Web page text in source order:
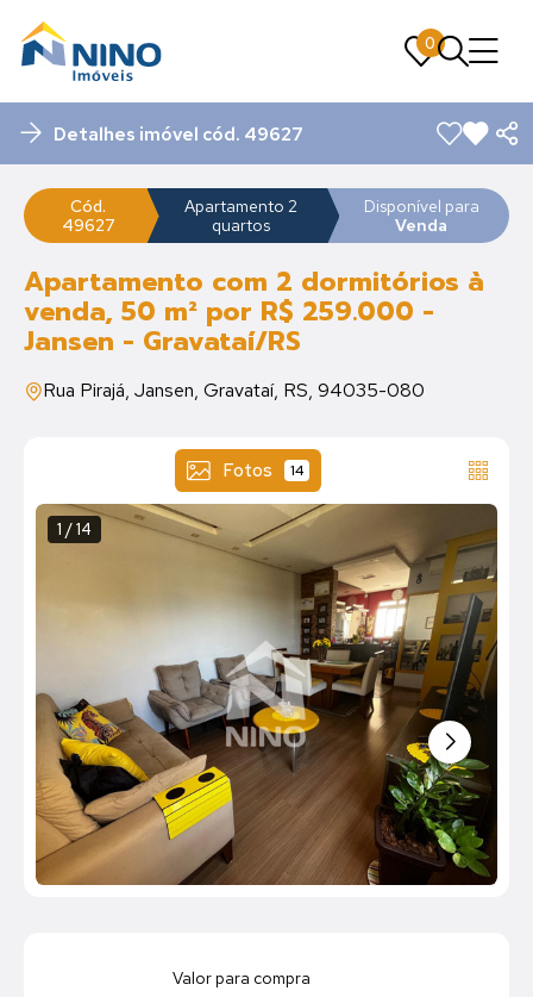
0
0
Detalhes imóvel cód. 49627
Cód.
49627
Apartamento 2
quartos
Disponível para
Venda
Apartamento com 2 dormitórios à
venda, 50 m² por R$ 259.000 -
Jansen - Gravataí/RS
Rua Pirajá, Jansen, Gravataí, RS, 94035-080
Fotos 14
1 / 14
Valor para compra